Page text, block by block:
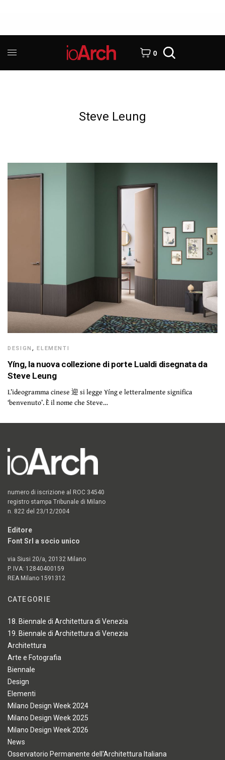
0
Steve Leung
DESIGN ,ELEMENTI
Yíng, la nuova collezione di porte Lualdi disegnata da
Steve Leung
L’ideogramma cinese 迎 si legge Yíng e letteralmente significa
‘benvenuto’. È il nome che Steve…
numero di iscrizione al ROC 34540
registro stampa Tribunale di Milano
n. 822 del 23/12/2004
Editore
Font Srl a socio unico
via Siusi 20/a, 20132 Milano
P. IVA: 12840400159
REA Milano 1591312
CATEGORIE
18. Biennale di Architettura di Venezia
19. Biennale di Architettura di Venezia
Architettura
Arte e Fotografia
Biennale
Design
Elementi
Milano Design Week 2024
Milano Design Week 2025
Milano Design Week 2026
News
Osservatorio Permanente dell'Architettura Italiana